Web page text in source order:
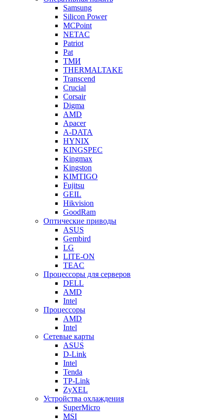
Samsung
Silicon Power
MCPoint
NETAC
Patriot
Pat
ТМИ
THERMALTAKE
Transcend
Crucial
Corsair
Digma
AMD
Apacer
A-DATA
HYNIX
KINGSPEC
Kingmax
Kingston
KIMTIGO
Fujitsu
GEIL
Hikvision
GoodRam
Оптические приводы
ASUS
Gembird
LG
LITE-ON
TEAC
Процессоры для серверов
DELL
AMD
Intel
Процессоры
AMD
Intel
Сетевые карты
ASUS
D-Link
Intel
Tenda
TP-Link
ZyXEL
Устройства охлаждения
SuperMicro
MSI